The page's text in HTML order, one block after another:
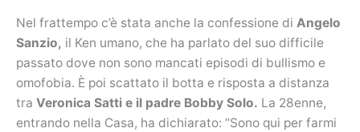
Nel frattempo c’è stata anche la confessione di Angelo
Sanzio, il Ken umano, che ha parlato del suo difficile
passato dove non sono mancati episodi di bullismo e
omofobia. È poi scattato il botta e risposta a distanza
tra Veronica Satti e il padre Bobby Solo. La 28enne,
entrando nella Casa, ha dichiarato: “Sono qui per farmi